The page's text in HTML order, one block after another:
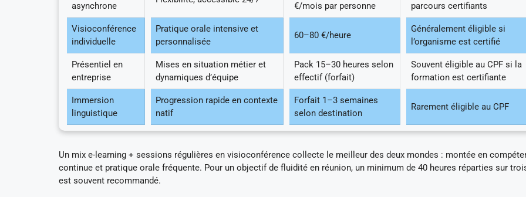
asynchrone
€/mois par personne
parcours certifiants
Visioconférence
individuelle
Pratique orale intensive et
personnalisée
60–80 €/heure
Généralement éligible si
l’organisme est certifié
Présentiel en
entreprise
Mises en situation métier et
dynamiques d’équipe
Pack 15–30 heures selon
effectif (forfait)
Souvent éligible au CPF si la
formation est certifiante
Immersion
linguistique
Progression rapide en contexte
natif
Forfait 1–3 semaines
selon destination
Rarement éligible au CPF
Un mix e-learning + sessions régulières en visioconférence collecte le meilleur des deux mondes : montée en
continue et pratique orale fréquente. Pour un objectif de fluidité en réunion, un minimum de 40 heures réparties sur
est souvent recommandé.